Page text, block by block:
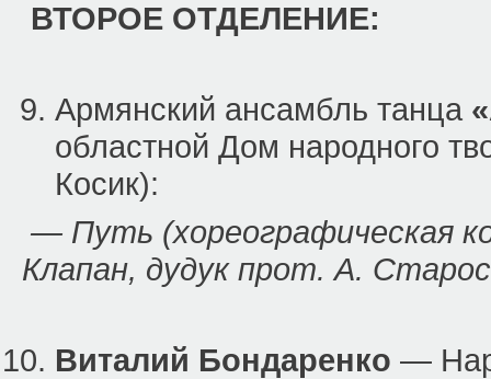
ВТОРОЕ ОТДЕЛЕНИЕ:
Армянский ансамбль танца
областной Дом народного
Косик):
— Путь (хореографическая
Клапан, дудук прот. А.
Виталий Бондаренко —